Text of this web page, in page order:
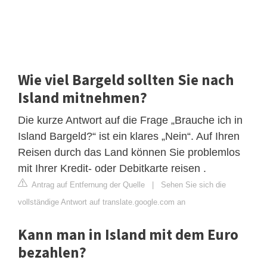
Wie viel Bargeld sollten Sie nach
Island mitnehmen?
Die kurze Antwort auf die Frage „Brauche ich in
Island Bargeld?“ ist ein klares „Nein“. Auf Ihren
Reisen durch das Land können Sie problemlos
mit Ihrer Kredit- oder Debitkarte reisen .
Antrag auf Entfernung der Quelle
Sehen Sie sich die
vollständige Antwort auf translate.google.com an
Kann man in Island mit dem Euro
bezahlen?